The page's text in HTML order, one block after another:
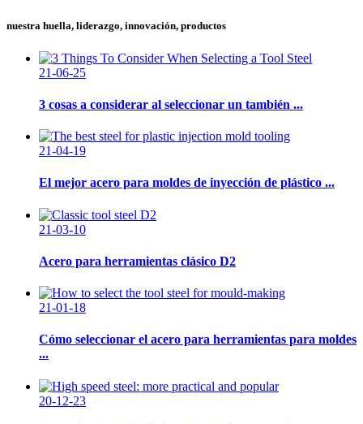
nuestra huella, liderazgo, innovación, productos
21-06-25
3 cosas a considerar al seleccionar un también ...
21-04-19
El mejor acero para moldes de inyección de plástico ...
21-03-10
Acero para herramientas clásico D2
21-01-18
Cómo seleccionar el acero para herramientas para moldes
...
20-12-23